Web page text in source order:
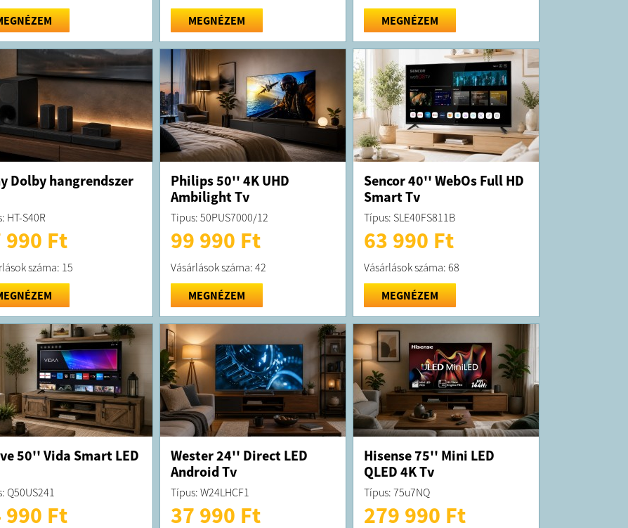
MEGNÉZEM
MEGNÉZEM
Dolby hangrendszer
HT-S40R
990 Ft
száma: 15
Philips 50'' 4K UHD
Ambilight Tv
Tipus: 50PUS7000/12
99 990 Ft
Vásárlások száma: 42
MEGNÉZEM
Sencor 40'' WebOs Full HD
Smart Tv
Típus: SLE40FS811B
63 990 Ft
Vásárlások száma: 68
MEGNÉZEM
50'' Vida Smart LED
Q50US241
990 Ft
Wester 24'' Direct LED
Android Tv
Típus: W24LHCF1
37 990 Ft
Hisense 75'' Mini LED
QLED 4K Tv
Típus: 75u7NQ
279 990 Ft